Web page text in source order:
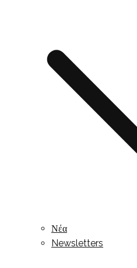
Νέα
Newsletters